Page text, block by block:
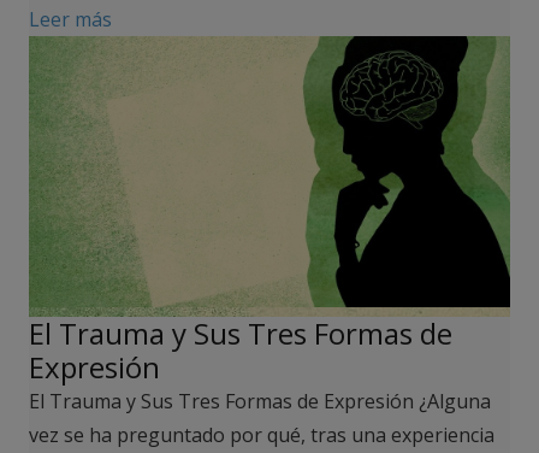
Leer más
El Trauma y Sus Tres Formas de
Expresión
El Trauma y Sus Tres Formas de Expresión ¿Alguna
vez se ha preguntado por qué, tras una experiencia